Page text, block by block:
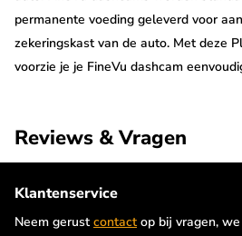
permanente voeding geleverd voor
zekeringskast van de auto. Met deze
voorzie je je FineVu dashcam
de auto op zit.
Reviews & Vragen
Klantenservice
Neem gerust contact op bij vragen,